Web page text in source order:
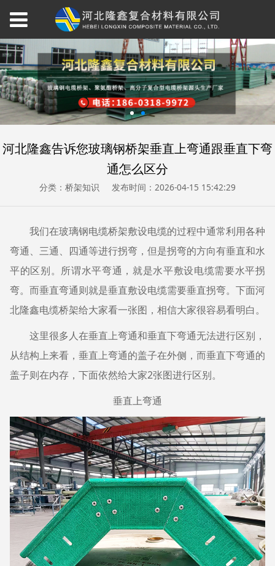
河北隆鑫告诉您玻璃钢桥架垂直上弯通跟垂直下弯
通怎么区分
分类：桥架知识 发布时间：2026-04-15 15:42:29
我们在玻璃钢电缆桥架敷设电缆的过程中通常利用各种
弯通、三通、四通等进行拐弯，但是拐弯的方向有垂直和水
平的区别。所谓水平弯通，就是水平敷设电缆需要水平拐
弯。而垂直弯通则就是垂直敷设电缆需要垂直拐弯。下面河
北隆鑫电缆桥架给大家看一张图，相信大家很容易看明白。
这里很多人在垂直上弯通和垂直下弯通无法进行区别，
从结构上来看，垂直上弯通的盖子在外侧，而垂直下弯通的
盖子则在内存，下面依然给大家2张图进行区别。
垂直上弯通